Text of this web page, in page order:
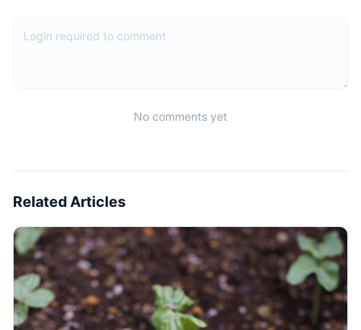
No comments yet
Related Articles